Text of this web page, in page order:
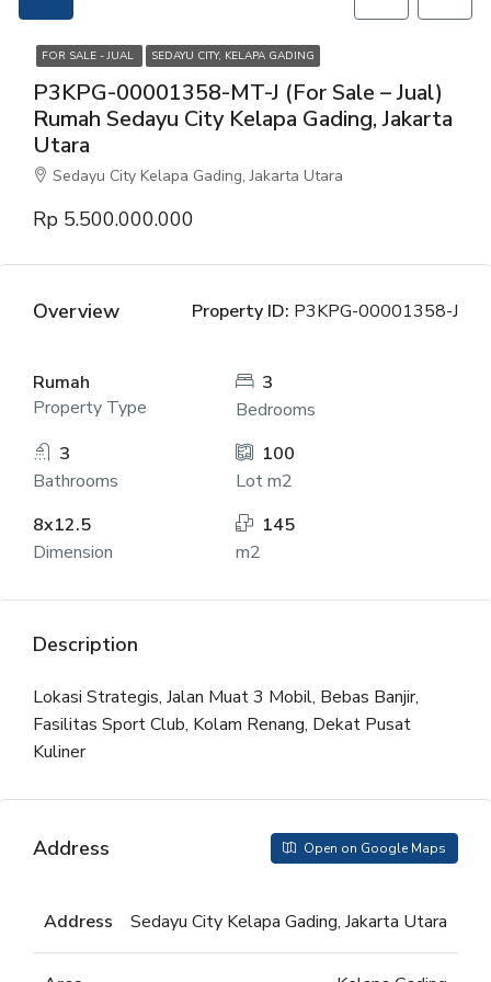
FOR SALE - JUAL SEDAYU CITY, KELAPA GADING
P3KPG-00001358-MT-J (For Sale – Jual)
Rumah Sedayu City Kelapa Gading, Jakarta
Utara
Sedayu City Kelapa Gading, Jakarta Utara
Rp 5.500.000.000
Overview Property ID: P3KPG-00001358-J
Rumah
Property Type
3
Bedrooms
3
Bathrooms
100
Lot m2
8x12.5
Dimension
145
m2
Description
Lokasi Strategis, Jalan Muat 3 Mobil, Bebas Banjir,
Fasilitas Sport Club, Kolam Renang, Dekat Pusat
Kuliner
Address Open on Google Maps
Address Sedayu City Kelapa Gading, Jakarta Utara